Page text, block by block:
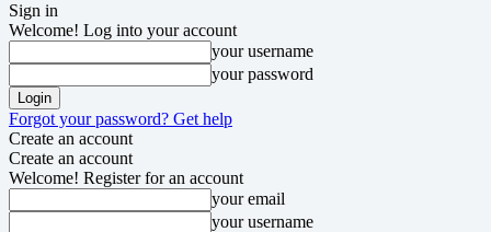
Sign in
Welcome! Log into your account
your username
your password
Forgot your password? Get help
Create an account
Create an account
Welcome! Register for an account
your email
your username